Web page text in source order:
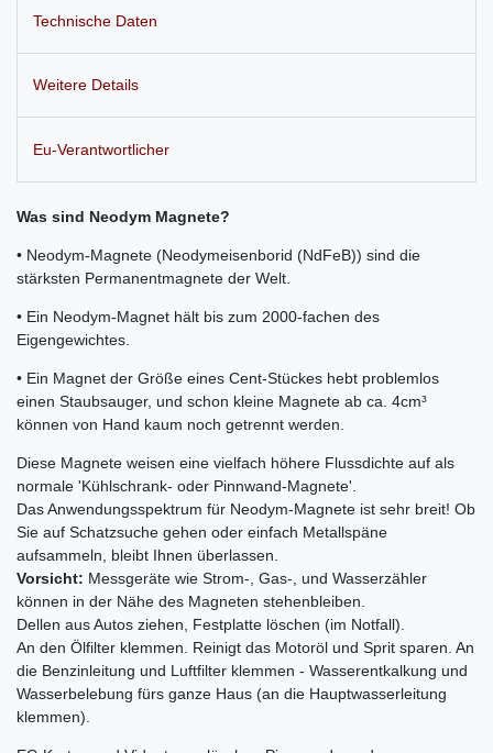
Technische Daten
Weitere Details
Eu-Verantwortlicher
Was sind Neodym Magnete?
• Neodym-Magnete (Neodymeisenborid (NdFeB)) sind die
stärksten Permanentmagnete der Welt.
• Ein Neodym-Magnet hält bis zum 2000-fachen des
Eigengewichtes.
• Ein Magnet der Größe eines Cent-Stückes hebt problemlos
einen Staubsauger, und schon kleine Magnete ab ca. 4cm³
können von Hand kaum noch getrennt werden.
Diese Magnete weisen eine vielfach höhere Flussdichte auf als
normale 'Kühlschrank- oder Pinnwand-Magnete'.
Das Anwendungsspektrum für Neodym-Magnete ist sehr breit! Ob
Sie auf Schatzsuche gehen oder einfach Metallspäne
aufsammeln, bleibt Ihnen überlassen.
Vorsicht: Messgeräte wie Strom-, Gas-, und Wasserzähler
können in der Nähe des Magneten stehenbleiben.
Dellen aus Autos ziehen, Festplatte löschen (im Notfall).
An den Ölfilter klemmen. Reinigt das Motoröl und Sprit sparen. An
die Benzinleitung und Luftfilter klemmen - Wasserentkalkung und
Wasserbelebung fürs ganze Haus (an die Hauptwasserleitung
klemmen).